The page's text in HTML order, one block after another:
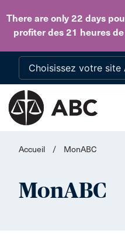
There are only 22 days
profiter des 21 heures
Accueil / MonABC
MonABC